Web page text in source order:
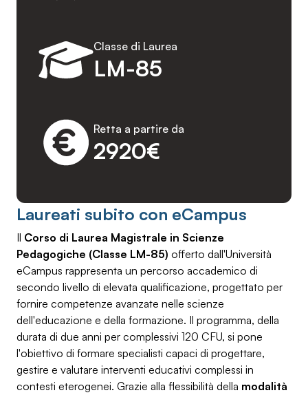
LM-85
Classe di Laurea
2920€
Retta a partire da
Laureati subito con eCampus
Il Corso di Laurea Magistrale in Scienze
Pedagogiche (Classe LM-85) offerto dall'Università
eCampus rappresenta un percorso accademico di
secondo livello di elevata qualificazione, progettato per
fornire competenze avanzate nelle scienze
dell'educazione e della formazione. Il programma, della
durata di due anni per complessivi 120 CFU, si pone
l'obiettivo di formare specialisti capaci di progettare,
gestire e valutare interventi educativi complessi in
contesti eterogenei. Grazie alla flessibilità della modalità